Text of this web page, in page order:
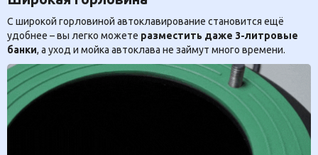
С широкой горловиной автоклавирование становится ещё
удобнее – вы легко можете разместить даже 3-литровые
банки, а уход и мойка автоклава не займут много времени.